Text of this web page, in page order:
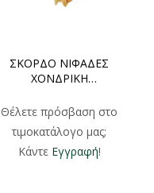
ΣΚΟΡΔΟ ΝΙΦΑΔΕΣ
ΧΟΝΔΡΙΚΗ
Θέλετε πρόσβαση στο
τιμοκατάλογο μας;
Κάντε Εγγραφή!